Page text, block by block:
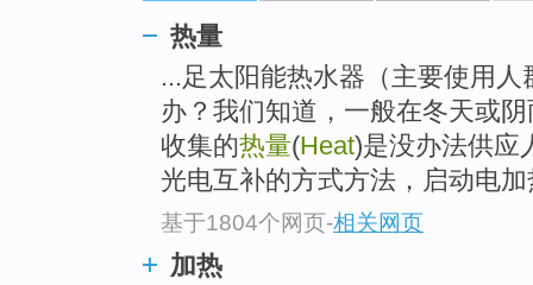
热量
...足太阳能热水器（主要使用
办？我们知道，一般在冬天或
收集的热量(Heat)是没办法供应
光电互补的方式方法，启动电
基于1804个网页-相关网页
加热